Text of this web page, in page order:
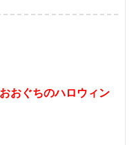
おぐちのハロウィン